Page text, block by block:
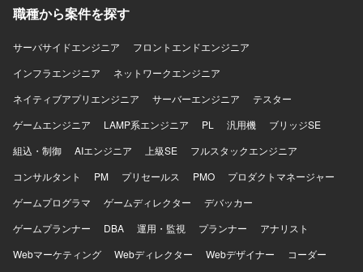
に進められる方を求めております。実装だけでなく、ドキ
ュメントや資料作成、関係者調整もプロジェクトの価値と
捉えられる方を歓迎いたします。顧客およびチーム双方と
丁寧に連携し、多数の関係者を尊重しながら進められる方
を想定しております。ドメイン知識や業務ロジックを素早
ボトルネックを自発的に発見し、解決までの道筋を示せる
方にご活躍いただけます。 【ポジションの魅力】 経理向け
ェーズからテストまで一貫して関わることができるポジシ
ョンです。多数のステークホルダーと連携しながら、設計
品質の担保とプロジェクト推進を主導する経験を積むこと
ができます。Ruby on RailsやAWS、生成AIを活用した開
中心の業務に携わることができます。 【開発環境】 バック
エンドはGo、Ruby on Rails、Unicorn、Nginx、
職種から案件を探す
サーバサイドエンジニア
フロントエンドエンジニア
インフラエンジニア
ネットワークエンジニア
ネイティブアプリエンジニア
サーバーエンジニア
テスター
ゲームエンジニア
LAMP系エンジニア PL 汎用機
ブリッジSE
組込・制御
AIエンジニア 上級SE
フルスタックエンジニア
コンサルタント
PM プリセールス PMO
プロダクトマネージャー
ゲームプログラマ
ゲームディレクター
デバッカー
ゲームプランナー
DBA 運用・監視 プランナー
アナリスト
Webマーケティング
Webディレクター Webデザイナー
コーダー